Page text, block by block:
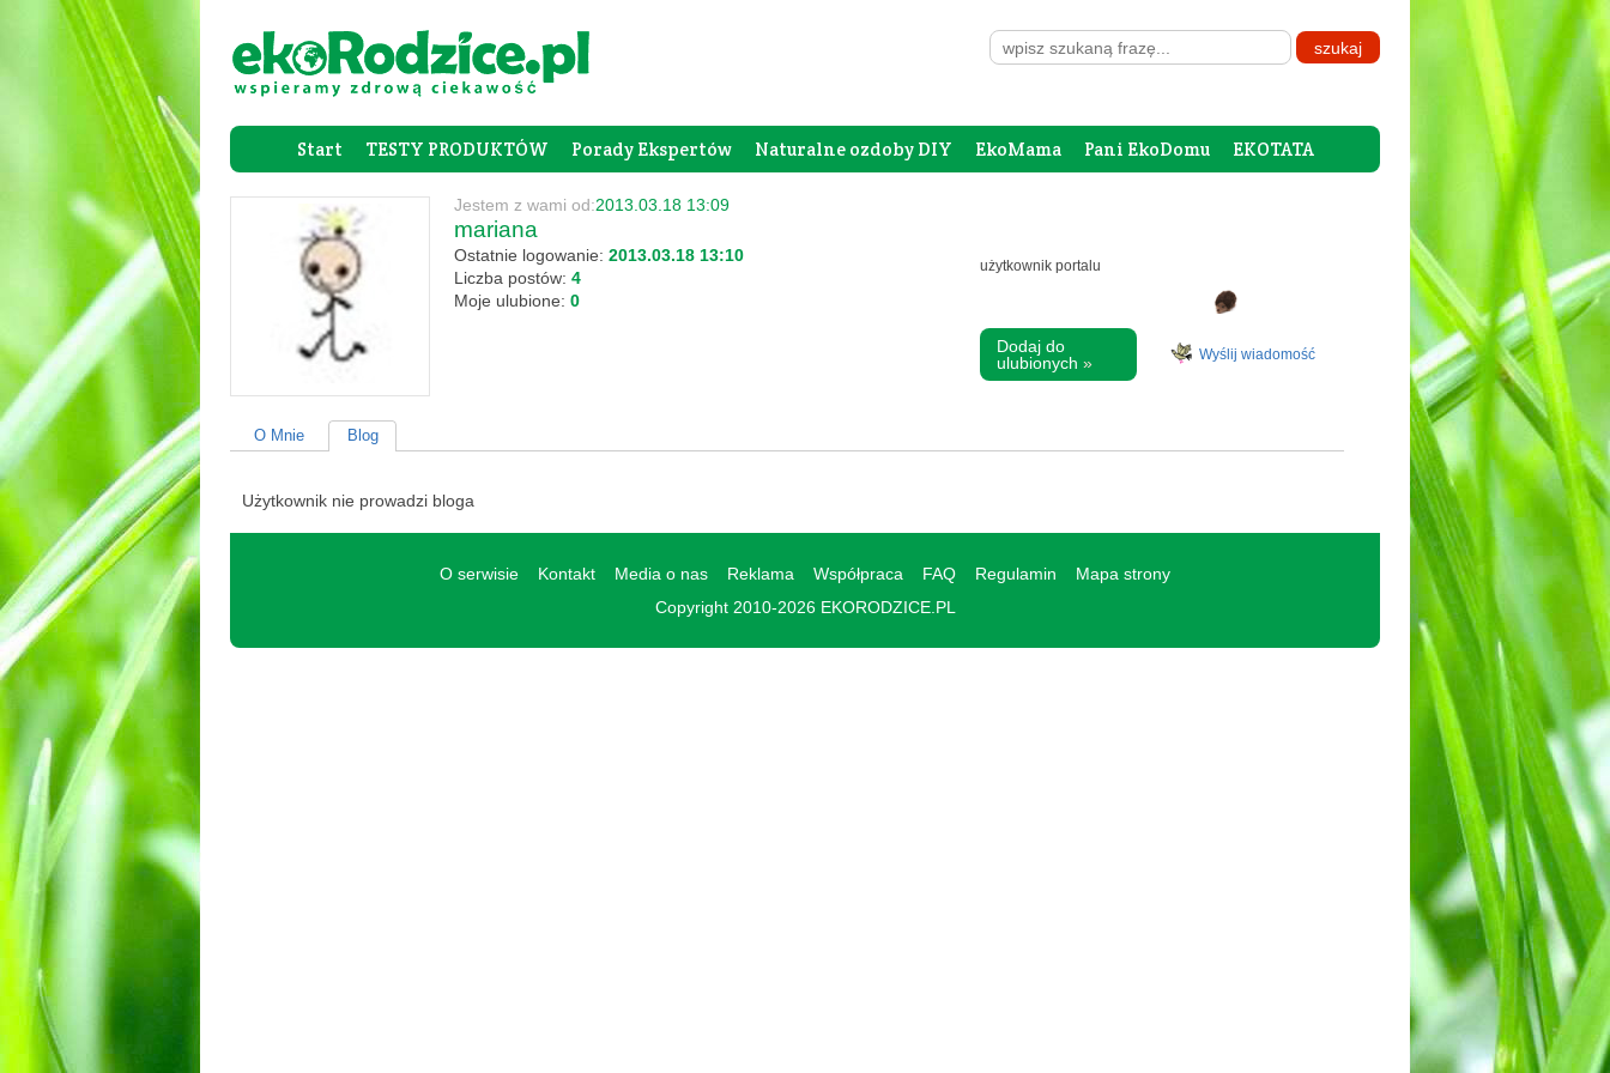
Start TESTY PRODUKTÓW Porady Ekspertów Naturalne ozdoby DIY EkoMama Pani EkoDomu EKOTATA
Forum Rodziców
Jestem z wami od:2013.03.18 13:09
mariana
Ostatnie logowanie: 2013.03.18 13:10
Liczba postów: 4
Moje ulubione: 0
użytkownik portalu
Dodaj do
ulubionych » Wyślij wiadomość
O Mnie Blog
Użytkownik nie prowadzi bloga
O serwisie Kontakt Media o nas Reklama Współpraca FAQ Regulamin
Mapa strony
Copyright 2010-2026 EKORODZICE.PL